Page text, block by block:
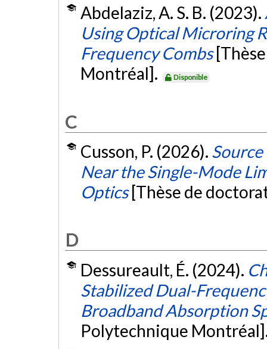
Abdelaziz, A. S. B. (2023).
Using Optical Microring
Frequency Combs
Montréal].
Disponible
C
Cusson, P. (2026).
Near the Single-Mode
Optics [Thèse de
D
Dessureault, É. (2024).
Stabilized Dual-
Broadband Absorption
Polytechnique